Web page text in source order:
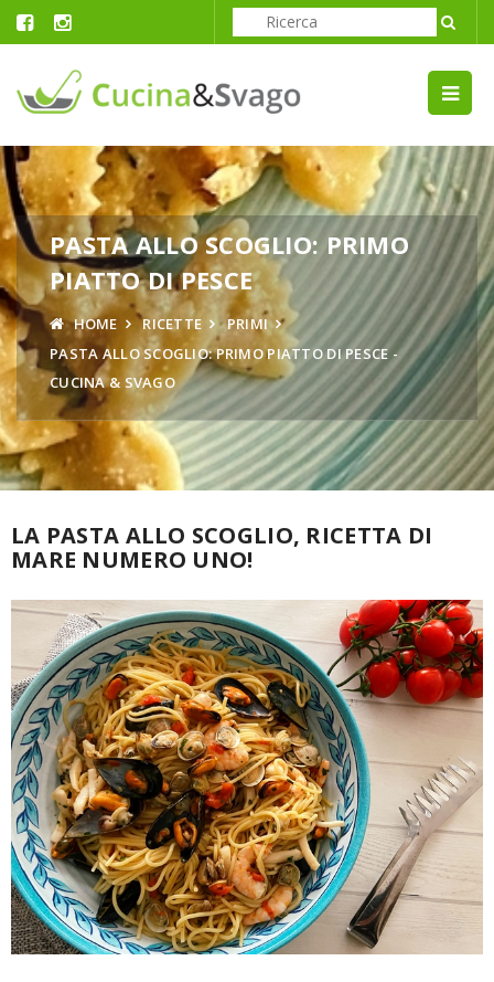
PASTA ALLO SCOGLIO: PRIMO
PIATTO DI PESCE
HOME RICETTE
PRIMI
PASTA ALLO SCOGLIO: PRIMO PIATTO DI PESCE -
CUCINA & SVAGO
LA PASTA ALLO SCOGLIO, RICETTA DI
MARE NUMERO UNO!